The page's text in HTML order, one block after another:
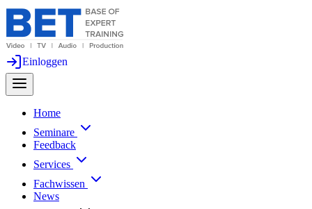
Einloggen
Home
Seminare
Feedback
Services
Fachwissen
News